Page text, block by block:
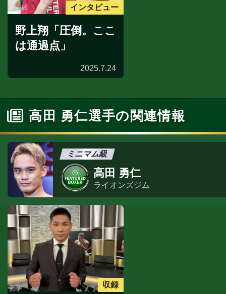
インタビュー
野上翔「圧倒。ここ
は通過点」
2025.7.24
高田 勇仁選手の関連情報
ミニマム級
高田 勇仁
ライオンズジム
収録